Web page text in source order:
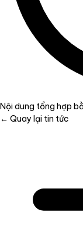
Nội dung tổng hợp
← Quay lại tin tức